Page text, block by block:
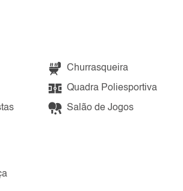
Churrasqueira
Quadra Poliesportiva
Salão de Jogos